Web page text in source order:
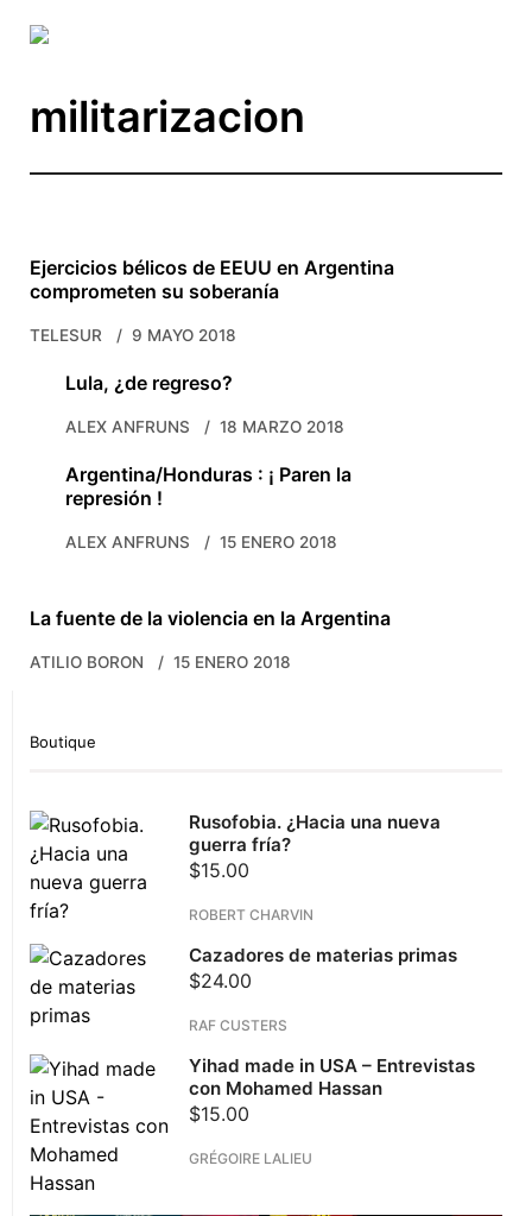
militarizacion
Ejercicios bélicos de EEUU en Argentina
comprometen su soberanía
TELESUR 9 MAYO 2018
Lula, ¿de regreso?
ALEX ANFRUNS 18 MARZO 2018
Argentina/Honduras : ¡ Paren la
represión !
ALEX ANFRUNS 15 ENERO 2018
La fuente de la violencia en la Argentina
ATILIO BORON 15 ENERO 2018
Boutique
Rusofobia. ¿Hacia una nueva
guerra fría?
$15.00
ROBERT CHARVIN
Cazadores de materias primas
$24.00
RAF CUSTERS
Yihad made in USA – Entrevistas
con Mohamed Hassan
$15.00
GRÉGOIRE LALIEU